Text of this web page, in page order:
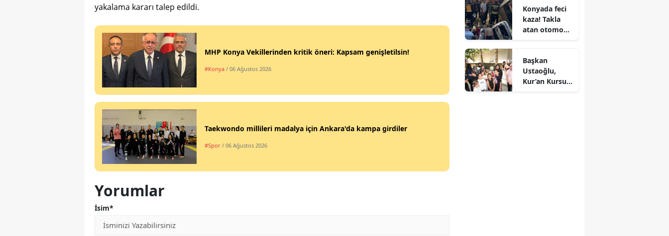
Malatya
Kahramanmaraş
Muğla
yakalama kararı talep edildi.
MHP Konya Vekillerinden kritik öneri: Kapsam genişletilsin!
#Konya / 06 Ağustos 2026
Taekwondo millileri madalya için Ankara'da kampa girdiler
#Spor / 06 Ağustos 2026
Yorumlar
İsim*
Konyada feci
kaza! Takla
atan otomobil
Başkan
Ustaoğlu,
Kur’an Kursu